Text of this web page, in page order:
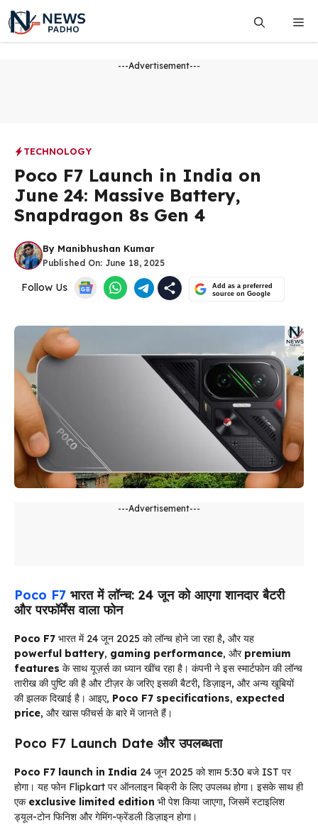
Skip
to
content
---Advertisement---
TECHNOLOGY
Poco F7 Launch in India on
June 24: Massive Battery,
Snapdragon 8s Gen 4
By Manibhushan Kumar
Published On: June 18, 2025
Follow Us
Add as a preferred
source on Google
---Advertisement---
Poco F7 भारत में लॉन्च: 24 जून को आएगा शानदार बैटरी
और परफॉर्मेंस वाला फोन
Poco F7 भारत में 24 जून 2025 को लॉन्च होने जा रहा है, और यह
powerful battery, gaming performance, और premium
features के साथ यूज़र्स का ध्यान खींच रहा है। कंपनी ने इस स्मार्टफोन की लॉन्च
तारीख की पुष्टि की है और टीज़र के जरिए इसकी बैटरी, डिज़ाइन, और अन्य खूबियों
की झलक दिखाई है। आइए, Poco F7 specifications, expected
price, और खास फीचर्स के बारे में जानते हैं।
Poco F7 Launch Date और उपलब्धता
Poco F7 launch in India 24 जून 2025 को शाम 5:30 बजे IST पर
होगा। यह फोन Flipkart पर ऑनलाइन बिक्री के लिए उपलब्ध होगा। इसके साथ ही
एक exclusive limited edition भी पेश किया जाएगा, जिसमें स्टाइलिश
ड्यूल-टोन फिनिश और गेमिंग-फ्रेंडली डिज़ाइन होगा।